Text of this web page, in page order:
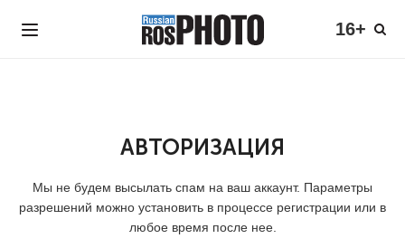
16+
АВТОРИЗАЦИЯ
Мы не будем высылать спам на ваш аккаунт. Параметры
разрешений можно установить в процессе регистрации или в
любое время после нее.